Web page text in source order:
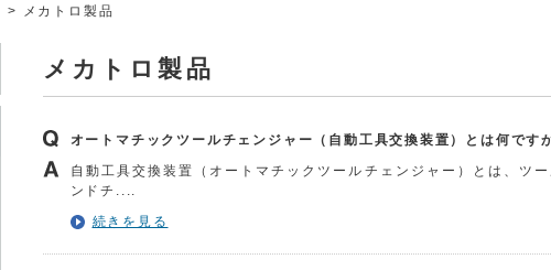
> メカトロ製品
メカトロ製品
オートマチックツールチェンジャー（自動工具交換装置）とは何です
自動工具交換装置（オートマチックツールチェンジャー）とは、ツ
ンドチ....
続きを見る